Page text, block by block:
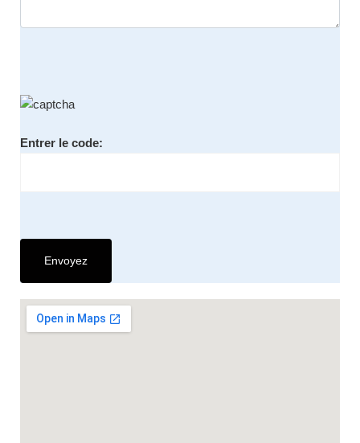
Entrer le code: